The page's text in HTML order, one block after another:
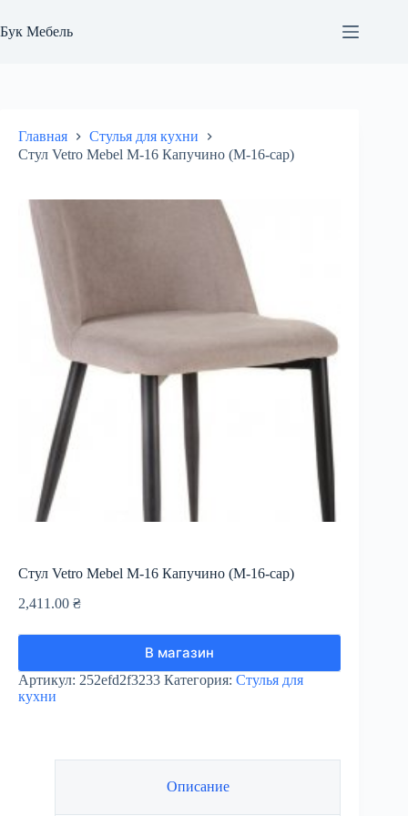
к
сути
Бук Мебель
Главная
Стулья для кухни
Стул Vetro Mebel М-16 Капучино (M-16-cap)
Стул Vetro Mebel М-16 Капучино (M-16-cap)
2,411.00 ₴
В магазин
Артикул: 252efd2f3233 Категория: Стулья для
кухни
Описание